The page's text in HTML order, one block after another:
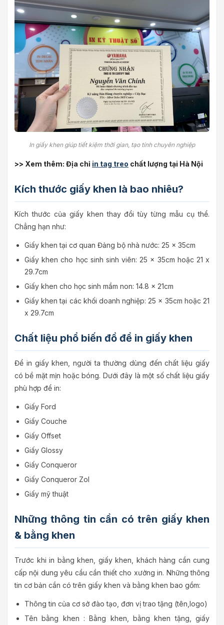
In giấy khen giúp tiết kiệm thời gian, tạo tính chuyên nghiệp
>> Xem thêm: Địa chỉ in tag treo chất lượng tại Hà Nội
Kích thước giấy khen là bao nhiêu?
Kích thước của giấy khen thay đổi tùy từng mẫu cụ thể.
Chẳng hạn như:
Giấy khen tại cơ quan Đảng bộ nhà nước: 25 x 35cm
Giấy khen cho học sinh sinh viên: 25 x 35cm hoặc 21 x
29.7cm
Giấy khen cho học sinh mầm non: 14.8 x 21cm
Giấy khen tại các khối doanh nghiệp: 25 x 35cm hoặc 21
x 29.7cm
Chất liệu phổ biến đồ để in giấy khen
Để in giấy khen, người ta thường dùng đến chất liệu giấy
có bề mặt mịn hoặc bóng. Dưới đây là một số chất liệu giấy
phù hợp để in:
Giấy Ford
Giấy Couche
Giấy Offset
Giấy Glossy
Giấy Conqueror
Giấy Conqueror Zol
Giấy mỹ thuật
Những thông tin cần có trên giấy khen
& bằng khen
Trước khi in bằng khen, giấy khen, khách hàng cần cung
cấp nội dung yêu cầu cần thiết cho xưởng in. Những thông
tin cơ bản cần có trên giấy khen và bằng khen bao gồm:
Thông tin của cơ sở đào tạo, đơn vị trao tặng (tên,logo)
Tên bằng khen : Bằng khen, bằng khen tặng, giấy